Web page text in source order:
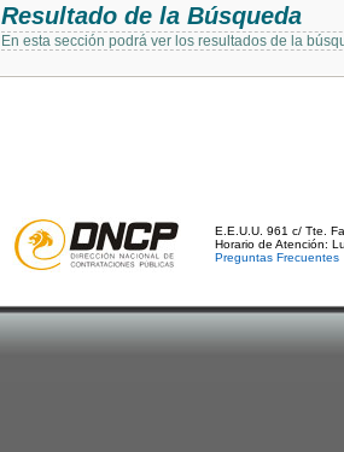
Resultado de la Búsqueda
En esta sección podrá ver los resultados de la
E.E.U.U. 961 c/ Tte.
Horario de Atención:
Preguntas Frecuentes